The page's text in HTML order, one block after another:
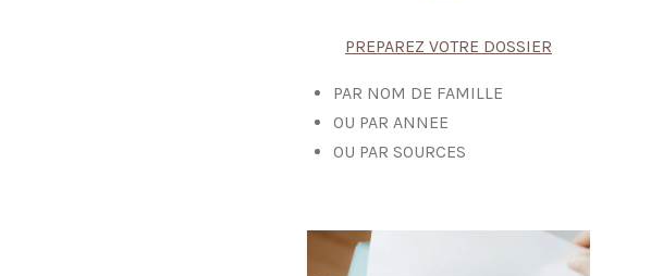
PREPAREZ VOTRE DOSSIER
PAR NOM DE FAMILLE
OU PAR ANNEE
OU PAR SOURCES